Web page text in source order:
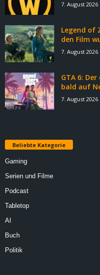
7. August 2026
Legend of
den Film
7. August 2026
GTA 6:
bald auf
7. August 2026
Beliebte Kategorie
Gaming
Serien und Filme
Podcast
Tabletop
AI
Buch
Politik